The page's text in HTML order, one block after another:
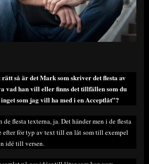
så är det Mark som skriver det flesta av
vad han vill eller finns det tillfällen som du
som jag vill ha med i en Acceptlåt”?
flesta texterna, ja. Det händer men i de flesta
efter för typ av text till en låt som till exempel
idé till versen.